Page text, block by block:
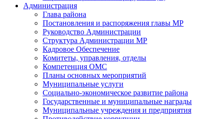
Администрация
Глава района
Постановления и распоряжения главы МР
Руководство Администрации
Структура Администрации МР
Кадровое Обеспечение
Комитеты, управления, отделы
Компетенция ОМС
Планы основных мероприятий
Муниципальные услуги
Социально-экономическое развитие района
Государственные и муниципальные награды
Муниципальные учреждения и предприятия